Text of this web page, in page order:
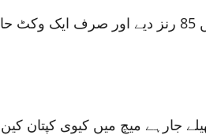
جارہے میچ میں کیوی کپتان